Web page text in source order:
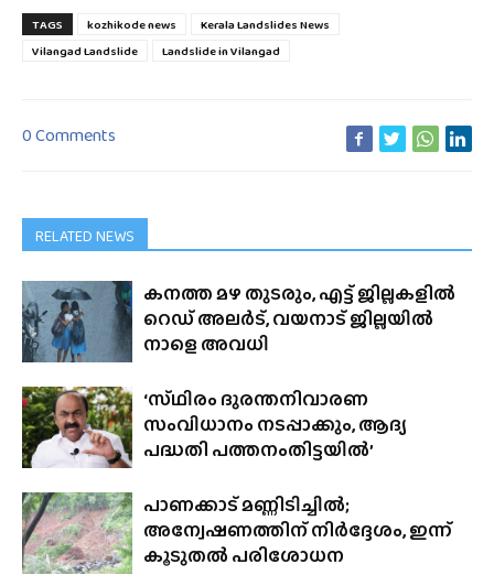
TAGS kozhikode news
Kerala Landslides News
Vilangad Landslide
Landslide in Vilangad
0 Comments
RELATED NEWS
കനത്ത മഴ തുടരും, എട്ട് ജില്ലകളിൽ
റെഡ് അലർട്, വയനാട് ജില്ലയിൽ
നാളെ അവധി
‘സ്‌ഥിരം ദുരന്തനിവാരണ
സംവിധാനം നടപ്പാക്കും, ആദ്യ
പദ്ധതി പത്തനംതിട്ടയിൽ’
പാണക്കാട് മണ്ണിടിച്ചിൽ;
അന്വേഷണത്തിന് നിർദ്ദേശം, ഇന്ന്
കൂടുതൽ പരിശോധന